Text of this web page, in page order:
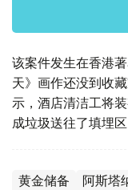
该案件发生在香港
天》画作还没到收
示，酒店清洁工将
成垃圾送往了填埋
黄金储备 阿斯塔